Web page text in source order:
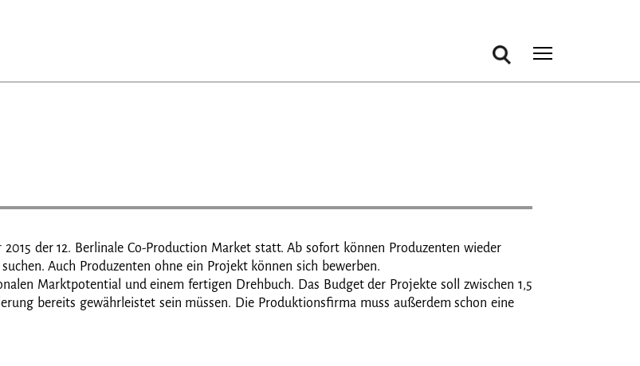
der 12. Berlinale Co-Production Market statt. Ab sofort können Produzenten wieder
Auch Produzenten ohne ein Projekt können sich bewerben.
Marktpotential und einem fertigen Drehbuch. Das Budget der Projekte soll zwischen 1,5
bereits gewährleistet sein müssen. Die Produktionsfirma muss außerdem schon eine